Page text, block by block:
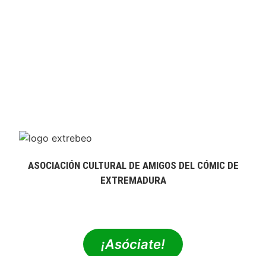
ASOCIACIÓN CULTURAL DE AMIGOS DEL CÓMIC DE
EXTREMADURA
¡Asóciate!